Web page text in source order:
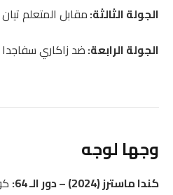
الجولة الثالثة:مقابل المتعلم تيان 6-2 6-2 6-3
الجولة الرابعة:ضد زاكاري سفاجدا 6-2 6-3 6-7(3) 7-6(5)
وجها لوجه
كندا ماسترز (2024) – دور الـ 64: